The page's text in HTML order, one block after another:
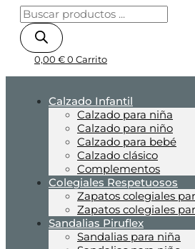
0,00 € 0 Carrito
Calzado Infantil
Calzado para niña
Calzado para niño
Calzado para bebé
Calzado clásico
Complementos
Colegiales Respetuosos
Zapatos colegiales
Zapatos colegiales
Sandalias Piruflex
Sandalias para niña